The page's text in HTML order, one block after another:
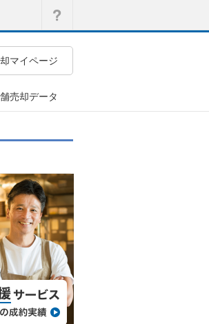
マイページ
売却データ